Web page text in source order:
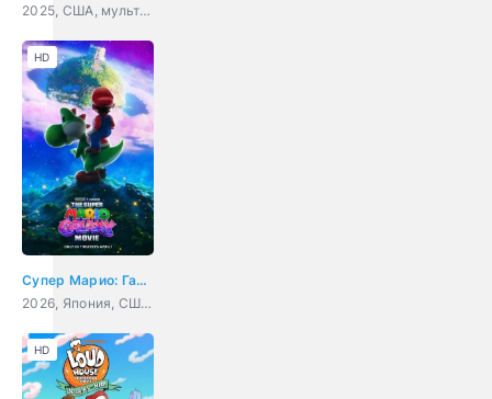
2025, США, мультфильм, фэнтези, комедия, приключения, семейный
Супер Марио: Галактическое кино
2026, Япония, США, мультфильм, фэнтези, комедия, приключения, семейный
HD
HD